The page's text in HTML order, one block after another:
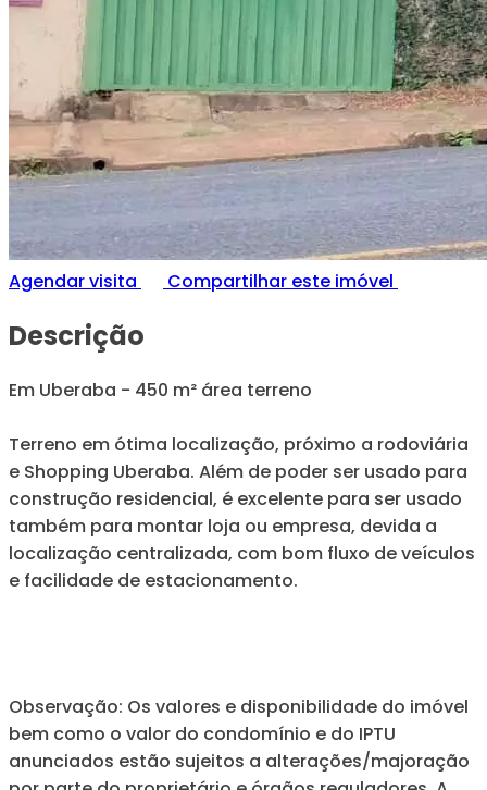
Agendar visita Compartilhar este imóvel
Descrição
Em Uberaba - 450 m² área terreno
Terreno em ótima localização, próximo a rodoviária
e Shopping Uberaba. Além de poder ser usado para
construção residencial, é excelente para ser usado
também para montar loja ou empresa, devida a
localização centralizada, com bom fluxo de veículos
e facilidade de estacionamento.
Observação: Os valores e disponibilidade do imóvel
bem como o valor do condomínio e do IPTU
anunciados estão sujeitos a alterações/majoração